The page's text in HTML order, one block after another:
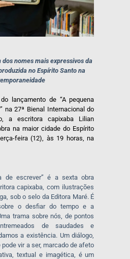
nomes mais expressivos da
no Espírito Santo na
lançamento de “A pequena
na 27ª Bienal Internacional do
a escritora capixaba Lilian
na maior cidade do Espírito
feira (12), às 19 horas, na
de escrever” é a sexta obra
capixaba, com ilustrações
sob o selo da Editora Maré. É
o desfiar do tempo e a
trama sobre nós, de pontos
de saudades e
a existência. Um diálogo,
vir a ser, marcado de afeto
textual e imagética, é um